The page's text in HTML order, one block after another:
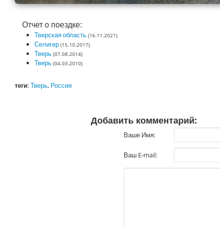
Отчет о поездке:
Тверская область (16.11.2021)
Селигер (15.10.2017)
Тверь (07.08.2014)
Тверь (04.03.2010)
теги:Тверь, Россия
Добавить комментарий:
Ваше Имя:
Ваш E-mail: